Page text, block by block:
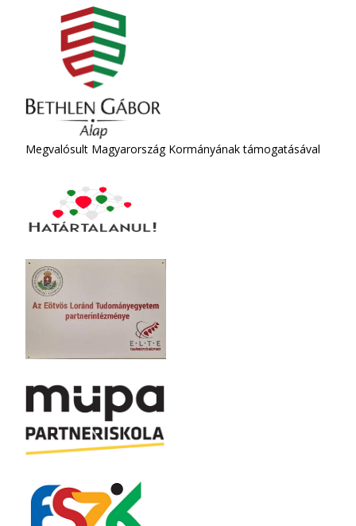
Megvalósult Magyarország Kormányának támogatásával